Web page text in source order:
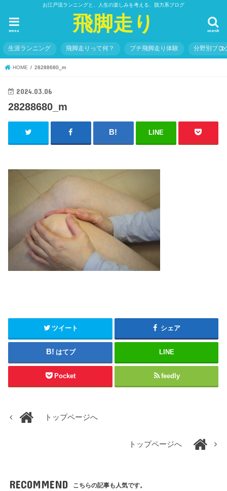
お江戸流ランニングと、人生の楽しみを考える、脱力系ブログ
飛脚走り search
menu
生涯ランニング 飛脚走りって何？ プチ飛脚走り体験 分野別ブロ
HOME 28288680_m
2024.03.06
28288680_m
LINE
ツイート シェア
はてブ LINE
Pocket feedly
トップページへ
トップページへ
RECOMMEND こちらの記事も人気です。